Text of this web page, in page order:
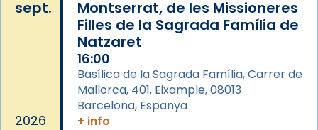
sept.
2026
Montserrat, de les Missioneres
Filles de la Sagrada Família de
Natzaret
16:00
Basílica de la Sagrada Família, Carrer de
Mallorca, 401, Eixample, 08013
Barcelona, Espanya
+ info